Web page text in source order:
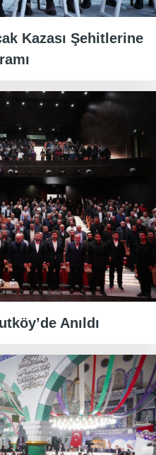
Kazası Şehitlerine
Anıldı